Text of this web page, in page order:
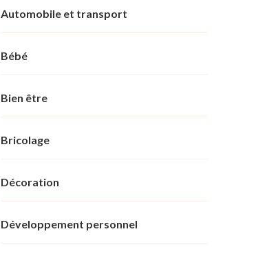
Automobile et transport
Bébé
Bien être
Bricolage
Décoration
Développement personnel